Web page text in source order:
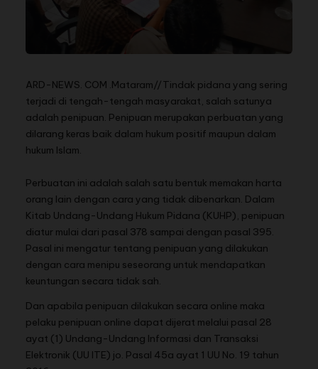
ARD-NEWS. COM .Mataram//Tindak pidana yang sering
terjadi di tengah-tengah masyarakat, salah satunya
adalah penipuan. Penipuan merupakan perbuatan yang
dilarang keras baik dalam hukum positif maupun dalam
hukum Islam.
Perbuatan ini adalah salah satu bentuk memakan harta
orang lain dengan cara yang tidak dibenarkan. Dalam
Kitab Undang-Undang Hukum Pidana (KUHP), penipuan
diatur mulai dari pasal 378 sampai dengan pasal 395.
Pasal ini mengatur tentang penipuan yang dilakukan
dengan cara menipu seseorang untuk mendapatkan
keuntungan secara tidak sah.
Dan apabila penipuan dilakukan secara online maka
pelaku penipuan online dapat dijerat melalui pasal 28
ayat (1) Undang-Undang Informasi dan Transaksi
Elektronik (UU ITE) jo. Pasal 45a ayat 1 UU No. 19 tahun